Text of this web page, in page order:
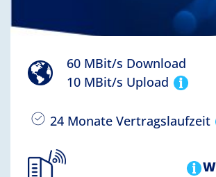
60 MBit/s Download
10 MBit/s Upload
24 Monate Vertragslaufzeit